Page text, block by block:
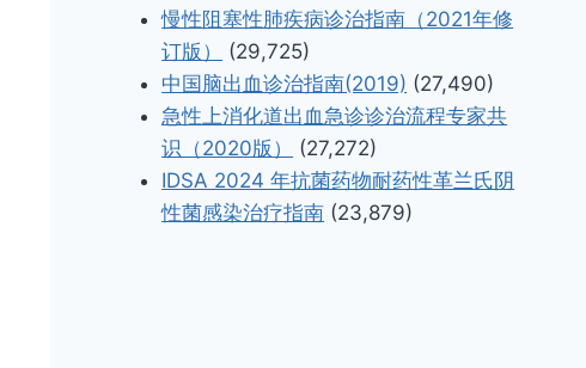
慢性阻塞性肺疾病诊治指南（2021年修
订版）
(29,725)
中国脑出血诊治指南(2019) (27,490)
急性上消化道出血急诊诊治流程专家共
识（2020版）
(27,272)
IDSA 2024 年抗菌药物耐药性革兰氏阴
性菌感染治疗指南 (23,879)